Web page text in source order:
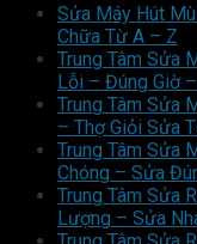
Sửa Máy Hút
Chữa Từ A – Z
Trung Tâm Sửa
Lỗi – Đúng Giờ
Trung Tâm Sửa
– Thợ Giỏi Sửa
Trung Tâm Sửa
Chóng – Sửa
Trung Tâm Sửa
Lượng – Sửa